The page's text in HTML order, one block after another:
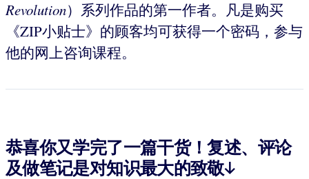
Revolution）系列作品的第一作者。凡是购买
《ZIP小贴士》的顾客均可获得一个密码，参与
他的网上咨询课程。
恭喜你又学完了一篇干货！复述、评论
及做笔记是对知识最大的致敬↓